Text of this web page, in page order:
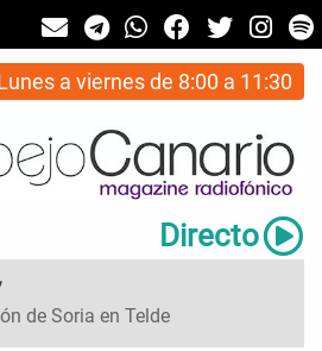
a viernes de 8:00 a 11:30
Directo
de Soria en Telde